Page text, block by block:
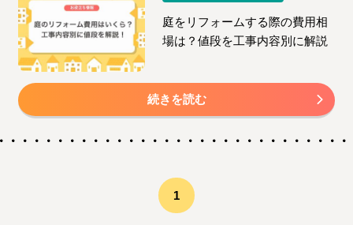
庭をリフォームする際の費用相
場は？値段を工事内容別に解説
続きを読む
1